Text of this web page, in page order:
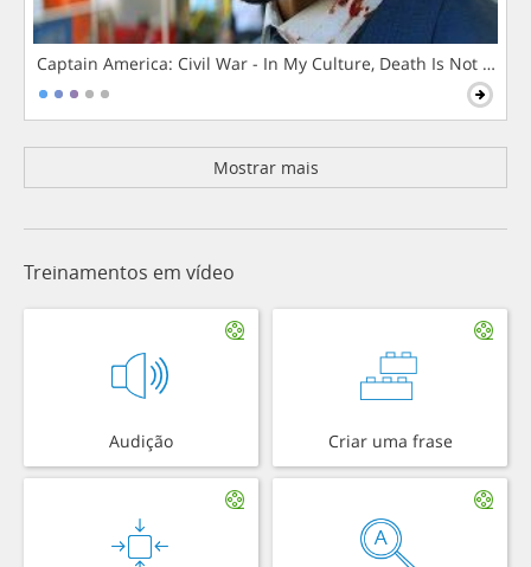
Captain America: Civil War - In My Culture, Death Is Not The
Mostrar mais
Treinamentos em vídeo
Audição Criar uma frase